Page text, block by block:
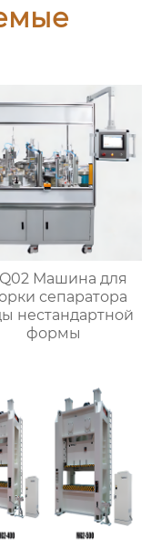
Машина для
сепаратора
нестандартной
формы